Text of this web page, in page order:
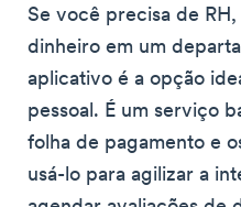
Se você precisa de
dinheiro em um
aplicativo é a opção
pessoal. É um serviço
folha de pagamento e
usá-lo para agilizar a